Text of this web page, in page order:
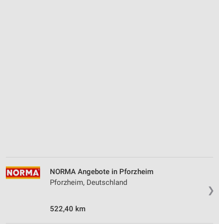
❯
NORMA Angebote in Pforzheim
Pforzheim, Deutschland
522,40 km